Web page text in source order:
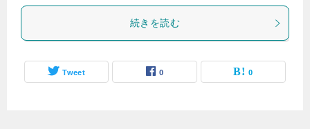
続きを読む
Tweet 0 0